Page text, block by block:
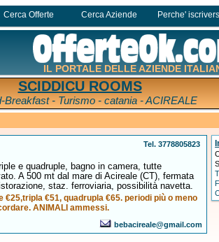
Cerca Offerte Cerca Aziende Perche'
IL PORTALE DELLE AZIENDE
SCIDDICU ROOMS
Breakfast - Turismo - catania - ACIREALE
Tel. 3778805823
e quadruple, bagno in camera, tutte
A 500 mt dal mare di Acireale (CT), fermata
staz. ferroviaria, possibilità navetta.
€25,tripla €51, quadrupla €65. periodi più o meno
ANIMALI ammessi.
bebacireale@gmail.com